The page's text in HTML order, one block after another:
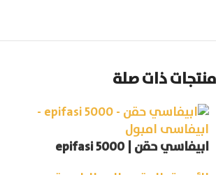
منتجات ذات صلة
ابيفاسي حقن | epifasi 5000